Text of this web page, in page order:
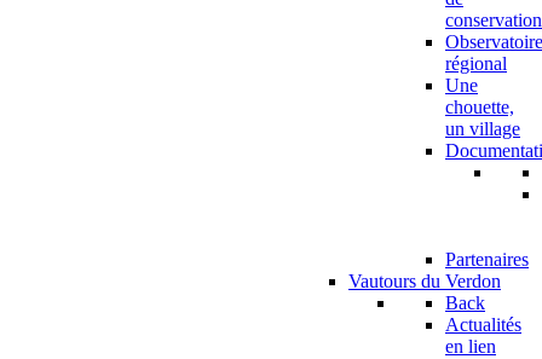
conservation
Observatoire
régional
Une
chouette,
un village
Partenaires
Vautours du Verdon
Back
Actualités
en lien